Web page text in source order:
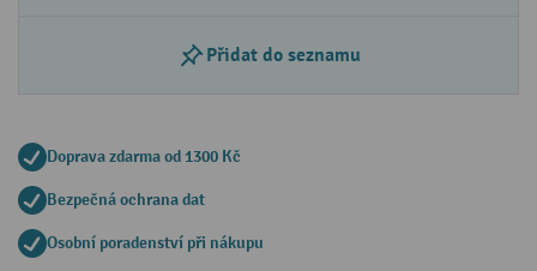
Přidat do seznamu
Doprava zdarma od 1300 Kč
Bezpečná ochrana dat
Osobní poradenství při nákupu